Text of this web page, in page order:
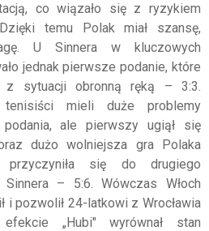
co wiązało się z ryzykiem
temu Polak miał szansę,
U Sinnera w kluczowych
jednak pierwsze podanie, które
z sytuacji obronną ręką – 3:3.
mieli duże problemy
ale pierwszy ugiął się
dużo wolniejsza gra Polaka
się do drugiego
Sinnera – 5:6. Wówczas Włoch
i pozwolił 24-latkowi z Wrocławia
„Hubi" wyrównał stan